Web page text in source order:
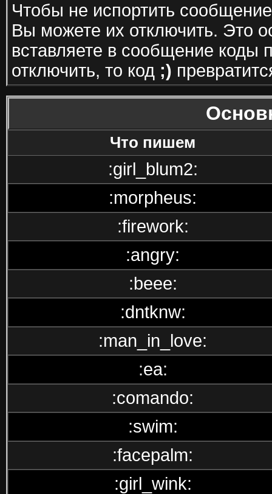
Чтобы не испортить
Вы можете их отключить. Это
вставляете в сообщение
отключить, то код ;)
Что пишем
:girl_blum2:
:morpheus:
:firework:
:angry:
:beee:
:dntknw:
:man_in_love:
:ea:
:comando:
:swim:
:facepalm:
:girl_wink: